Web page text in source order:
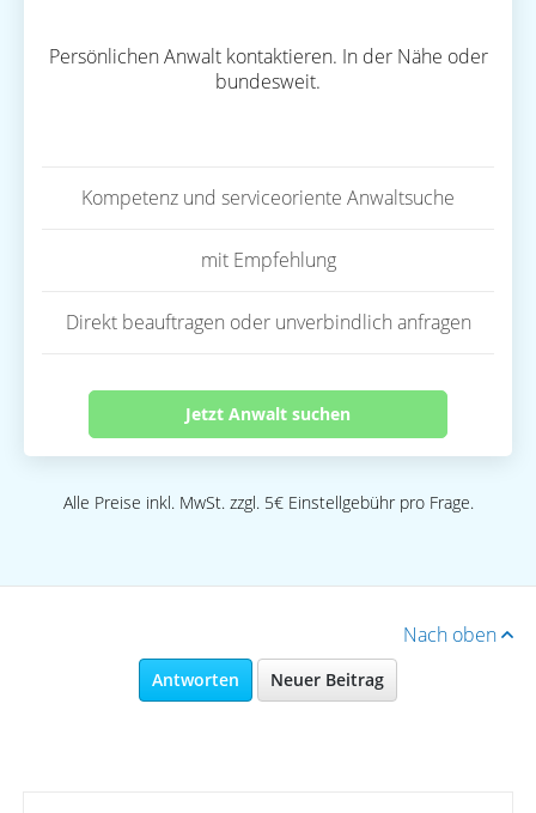
Persönlichen Anwalt kontaktieren. In der Nähe oder
bundesweit.
Kompetenz und serviceoriente Anwaltsuche
mit Empfehlung
Direkt beauftragen oder unverbindlich anfragen
Jetzt Anwalt suchen
Alle Preise inkl. MwSt. zzgl. 5€ Einstellgebühr pro Frage.
Nach oben
Antworten Neuer Beitrag